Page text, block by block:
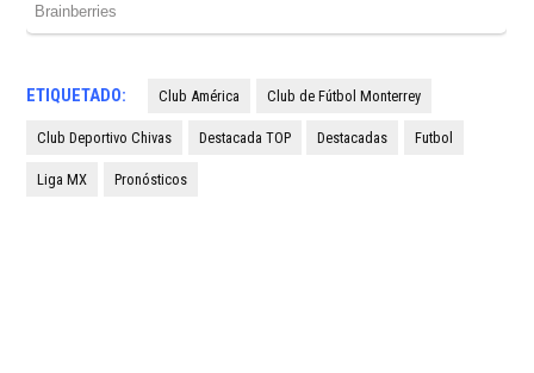
ETIQUETADO: Club América Club de Fútbol Monterrey
Club Deportivo Chivas Destacada TOP Destacadas Futbol
Liga MX Pronósticos